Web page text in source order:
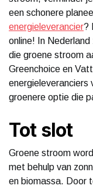
een schonere
energieleverancier?
online! In Nederland
die groene stroom
Greenchoice en
energieleveranciers
groenere optie die
Tot slot
Groene stroom
met behulp van
en biomassa. Door